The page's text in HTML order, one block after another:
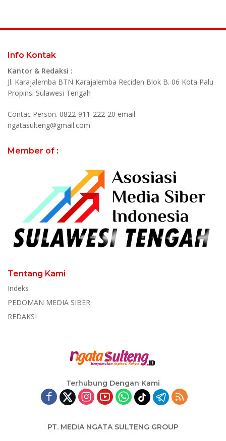
Info Kontak
Kantor & Redaksi :
Jl. Karajalemba BTN Karajalemba Reciden Blok B. 06 Kota Palu
Propinsi Sulawesi Tengah
Contac Person. 0822-911-222-20 email.
ngatasulteng@gmail.com
Member of :
Tentang Kami
Indeks
PEDOMAN MEDIA SIBER
REDAKSI
Terhubung Dengan Kami
PT. MEDIA NGATA SULTENG GROUP